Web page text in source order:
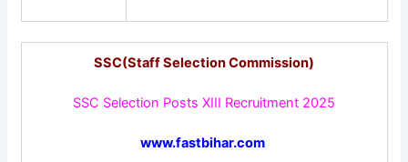
SSC(Staff Selection Commission)
SSC Selection Posts XIII Recruitment 2025
www.fastbihar.com